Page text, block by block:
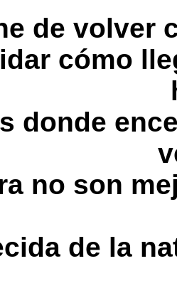
de volver
cómo
donde
no son
de la